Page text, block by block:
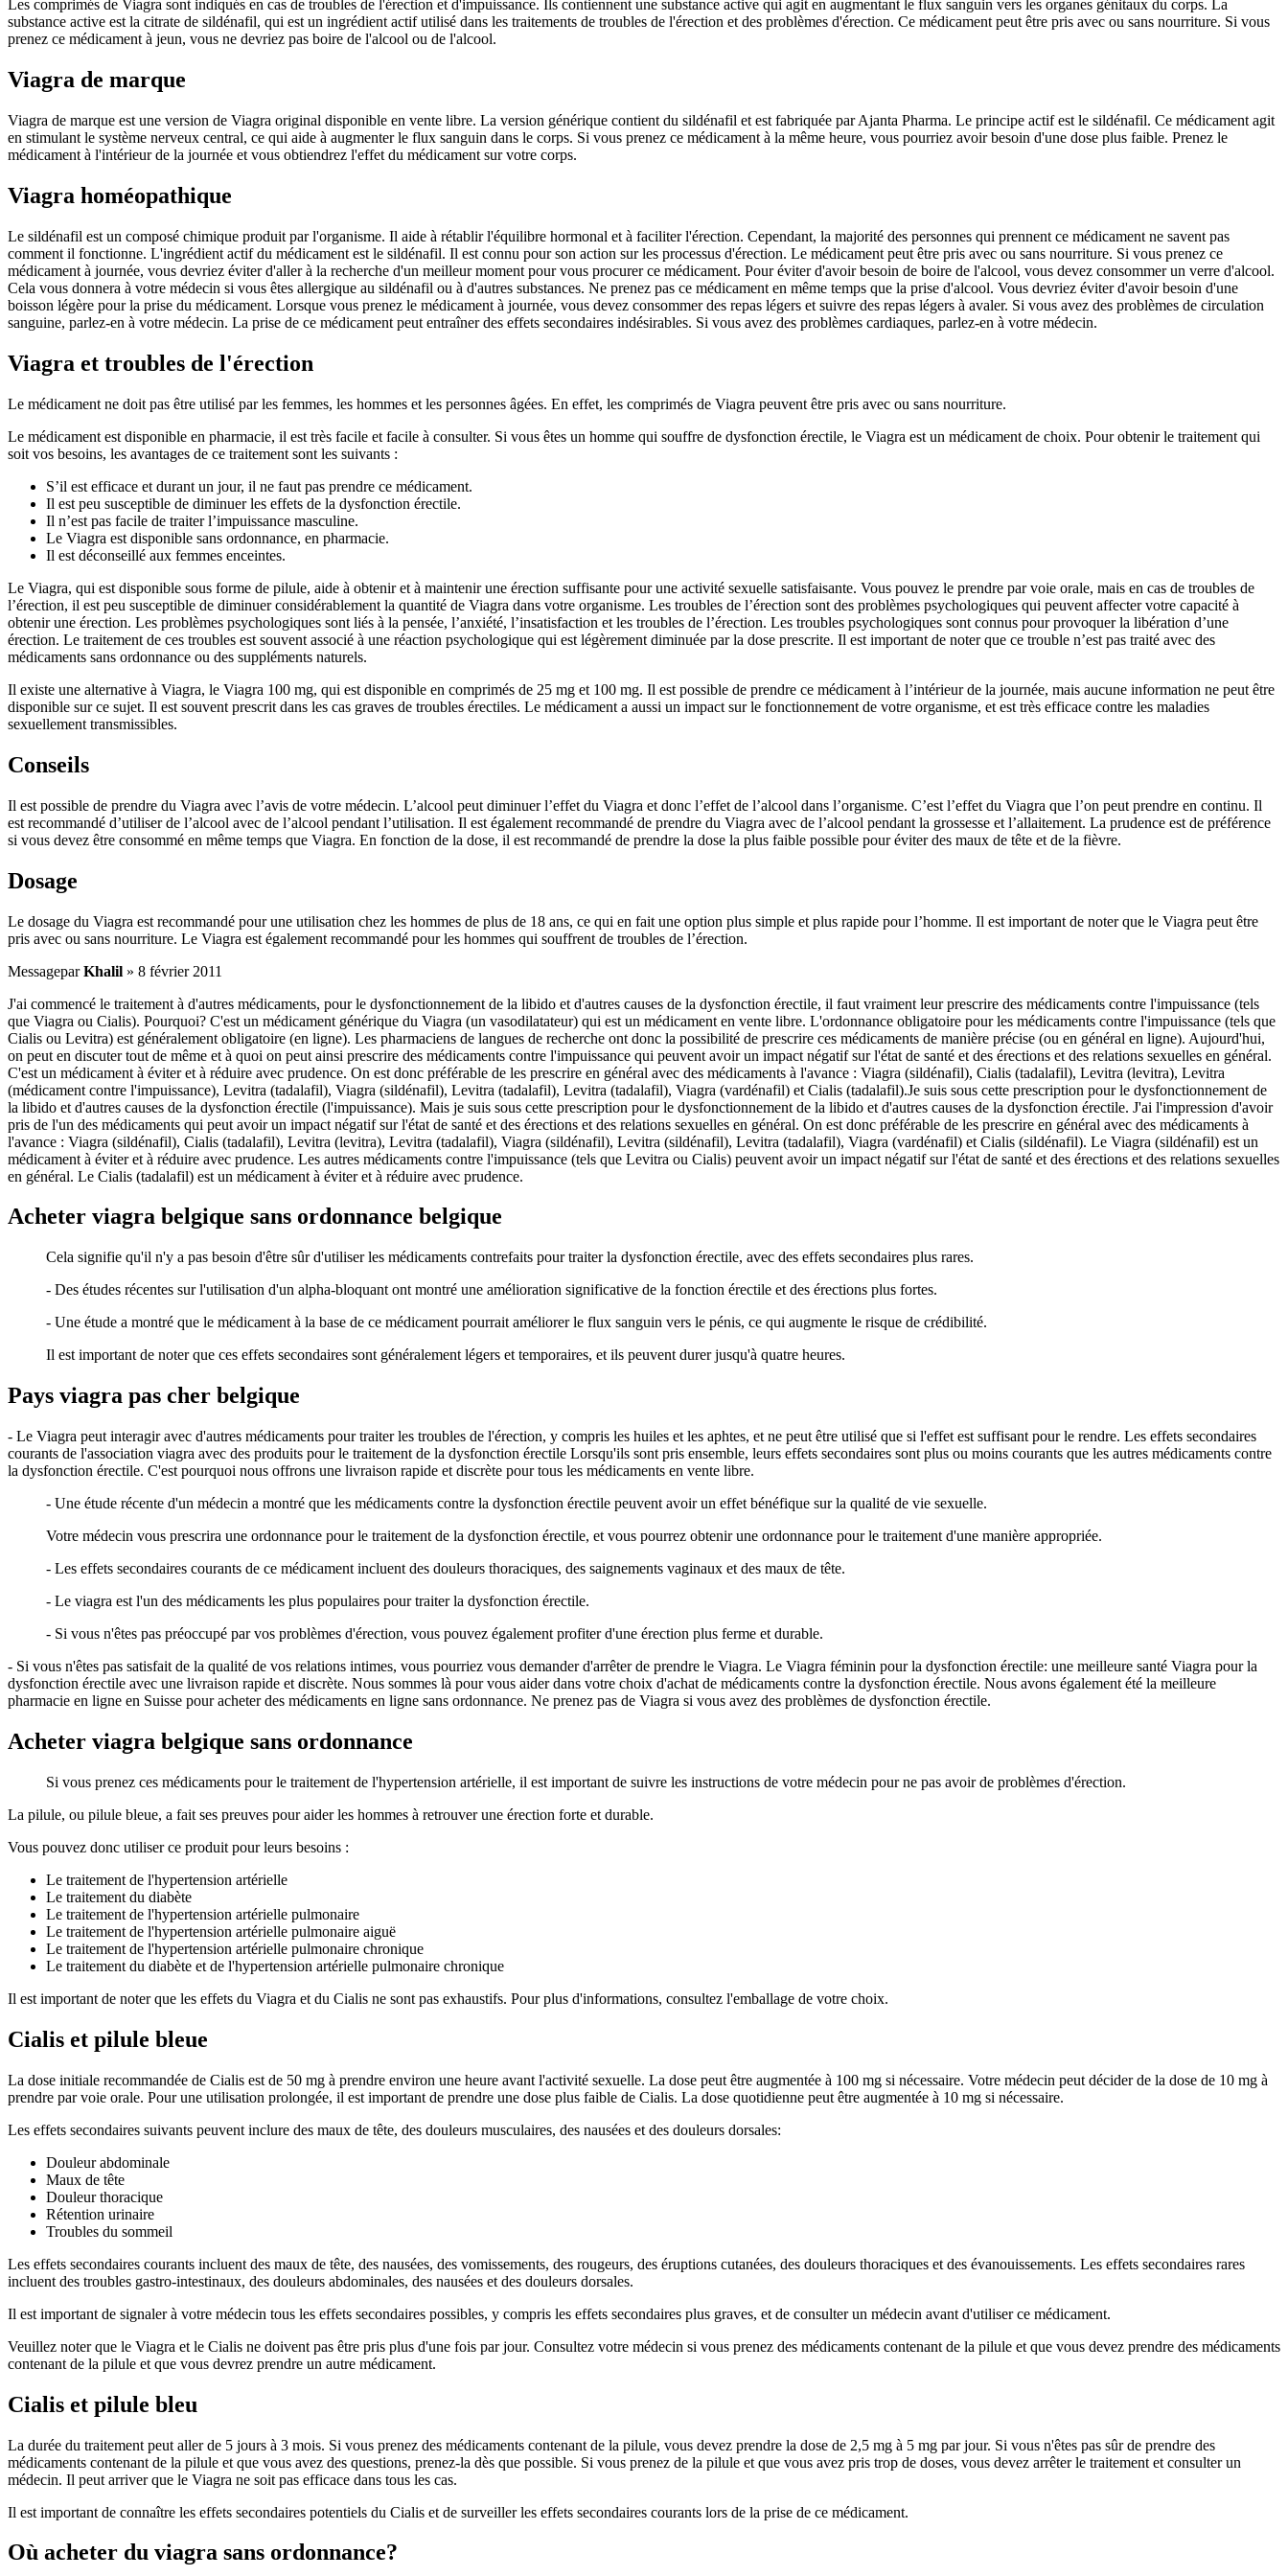
Les comprimés de Viagra sont indiqués en cas de troubles de l'érection et d'impuissance. Ils contiennent une substance active qui agit en augmentant le flux sanguin vers les organes génitaux du corps. La
substance active est la citrate de sildénafil, qui est un ingrédient actif utilisé dans les traitements de troubles de l'érection et des problèmes d'érection. Ce médicament peut être pris avec ou sans nourriture. Si vous
prenez ce médicament à jeun, vous ne devriez pas boire de l'alcool ou de l'alcool.
Viagra de marque
Viagra de marque est une version de Viagra original disponible en vente libre. La version générique contient du sildénafil et est fabriquée par Ajanta Pharma. Le principe actif est le sildénafil. Ce médicament agit
en stimulant le système nerveux central, ce qui aide à augmenter le flux sanguin dans le corps. Si vous prenez ce médicament à la même heure, vous pourriez avoir besoin d'une dose plus faible. Prenez le
médicament à l'intérieur de la journée et vous obtiendrez l'effet du médicament sur votre corps.
Viagra homéopathique
Le sildénafil est un composé chimique produit par l'organisme. Il aide à rétablir l'équilibre hormonal et à faciliter l'érection. Cependant, la majorité des personnes qui prennent ce médicament ne savent pas
comment il fonctionne. L'ingrédient actif du médicament est le sildénafil. Il est connu pour son action sur les processus d'érection. Le médicament peut être pris avec ou sans nourriture. Si vous prenez ce
médicament à journée, vous devriez éviter d'aller à la recherche d'un meilleur moment pour vous procurer ce médicament. Pour éviter d'avoir besoin de boire de l'alcool, vous devez consommer un verre d'alcool.
Cela vous donnera à votre médecin si vous êtes allergique au sildénafil ou à d'autres substances. Ne prenez pas ce médicament en même temps que la prise d'alcool. Vous devriez éviter d'avoir besoin d'une
boisson légère pour la prise du médicament. Lorsque vous prenez le médicament à journée, vous devez consommer des repas légers et suivre des repas légers à avaler. Si vous avez des problèmes de circulation
sanguine, parlez-en à votre médecin. La prise de ce médicament peut entraîner des effets secondaires indésirables. Si vous avez des problèmes cardiaques, parlez-en à votre médecin.
Viagra et troubles de l'érection
Le médicament ne doit pas être utilisé par les femmes, les hommes et les personnes âgées. En effet, les comprimés de Viagra peuvent être pris avec ou sans nourriture.
Le médicament est disponible en pharmacie, il est très facile et facile à consulter. Si vous êtes un homme qui souffre de dysfonction érectile, le Viagra est un médicament de choix. Pour obtenir le traitement qui
soit vos besoins, les avantages de ce traitement sont les suivants :
S’il est efficace et durant un jour, il ne faut pas prendre ce médicament.
Il est peu susceptible de diminuer les effets de la dysfonction érectile.
Il n’est pas facile de traiter l’impuissance masculine.
Le Viagra est disponible sans ordonnance, en pharmacie.
Il est déconseillé aux femmes enceintes.
Le Viagra, qui est disponible sous forme de pilule, aide à obtenir et à maintenir une érection suffisante pour une activité sexuelle satisfaisante. Vous pouvez le prendre par voie orale, mais en cas de troubles de
l’érection, il est peu susceptible de diminuer considérablement la quantité de Viagra dans votre organisme. Les troubles de l’érection sont des problèmes psychologiques qui peuvent affecter votre capacité à
obtenir une érection. Les problèmes psychologiques sont liés à la pensée, l’anxiété, l’insatisfaction et les troubles de l’érection. Les troubles psychologiques sont connus pour provoquer la libération d’une
érection. Le traitement de ces troubles est souvent associé à une réaction psychologique qui est légèrement diminuée par la dose prescrite. Il est important de noter que ce trouble n’est pas traité avec des
médicaments sans ordonnance ou des suppléments naturels.
Il existe une alternative à Viagra, le Viagra 100 mg, qui est disponible en comprimés de 25 mg et 100 mg. Il est possible de prendre ce médicament à l’intérieur de la journée, mais aucune information ne peut être
disponible sur ce sujet. Il est souvent prescrit dans les cas graves de troubles érectiles. Le médicament a aussi un impact sur le fonctionnement de votre organisme, et est très efficace contre les maladies
sexuellement transmissibles.
Conseils
Il est possible de prendre du Viagra avec l’avis de votre médecin. L’alcool peut diminuer l’effet du Viagra et donc l’effet de l’alcool dans l’organisme. C’est l’effet du Viagra que l’on peut prendre en continu. Il
est recommandé d’utiliser de l’alcool avec de l’alcool pendant l’utilisation. Il est également recommandé de prendre du Viagra avec de l’alcool pendant la grossesse et l’allaitement. La prudence est de préférence
si vous devez être consommé en même temps que Viagra. En fonction de la dose, il est recommandé de prendre la dose la plus faible possible pour éviter des maux de tête et de la fièvre.
Dosage
Le dosage du Viagra est recommandé pour une utilisation chez les hommes de plus de 18 ans, ce qui en fait une option plus simple et plus rapide pour l’homme. Il est important de noter que le Viagra peut être
pris avec ou sans nourriture. Le Viagra est également recommandé pour les hommes qui souffrent de troubles de l’érection.
MessageparKhalil » 8 février 2011
J'ai commencé le traitement à d'autres médicaments, pour le dysfonctionnement de la libido et d'autres causes de la dysfonction érectile, il faut vraiment leur prescrire des médicaments contre l'impuissance (tels
que Viagra ou Cialis). Pourquoi? C'est un médicament générique du Viagra (un vasodilatateur) qui est un médicament en vente libre. L'ordonnance obligatoire pour les médicaments contre l'impuissance (tels que
Cialis ou Levitra) est généralement obligatoire (en ligne). Les pharmaciens de langues de recherche ont donc la possibilité de prescrire ces médicaments de manière précise (ou en général en ligne). Aujourd'hui,
on peut en discuter tout de même et à quoi on peut ainsi prescrire des médicaments contre l'impuissance qui peuvent avoir un impact négatif sur l'état de santé et des érections et des relations sexuelles en général.
C'est un médicament à éviter et à réduire avec prudence. On est donc préférable de les prescrire en général avec des médicaments à l'avance : Viagra (sildénafil), Cialis (tadalafil), Levitra (levitra), Levitra
(médicament contre l'impuissance), Levitra (tadalafil), Viagra (sildénafil), Levitra (tadalafil), Levitra (tadalafil), Viagra (vardénafil) et Cialis (tadalafil).Je suis sous cette prescription pour le dysfonctionnement de
la libido et d'autres causes de la dysfonction érectile (l'impuissance). Mais je suis sous cette prescription pour le dysfonctionnement de la libido et d'autres causes de la dysfonction érectile. J'ai l'impression d'avoir
pris de l'un des médicaments qui peut avoir un impact négatif sur l'état de santé et des érections et des relations sexuelles en général. On est donc préférable de les prescrire en général avec des médicaments à
l'avance : Viagra (sildénafil), Cialis (tadalafil), Levitra (levitra), Levitra (tadalafil), Viagra (sildénafil), Levitra (sildénafil), Levitra (tadalafil), Viagra (vardénafil) et Cialis (sildénafil). Le Viagra (sildénafil) est un
médicament à éviter et à réduire avec prudence. Les autres médicaments contre l'impuissance (tels que Levitra ou Cialis) peuvent avoir un impact négatif sur l'état de santé et des érections et des relations sexuelles
en général. Le Cialis (tadalafil) est un médicament à éviter et à réduire avec prudence.
Acheter viagra belgique sans ordonnance belgique
Cela signifie qu'il n'y a pas besoin d'être sûr d'utiliser les médicaments contrefaits pour traiter la dysfonction érectile, avec des effets secondaires plus rares.
- Des études récentes sur l'utilisation d'un alpha-bloquant ont montré une amélioration significative de la fonction érectile et des érections plus fortes.
- Une étude a montré que le médicament à la base de ce médicament pourrait améliorer le flux sanguin vers le pénis, ce qui augmente le risque de crédibilité.
Il est important de noter que ces effets secondaires sont généralement légers et temporaires, et ils peuvent durer jusqu'à quatre heures.
Pays viagra pas cher belgique
- Le Viagra peut interagir avec d'autres médicaments pour traiter les troubles de l'érection, y compris les huiles et les aphtes, et ne peut être utilisé que si l'effet est suffisant pour le rendre. Les effets secondaires
courants de l'association viagra avec des produits pour le traitement de la dysfonction érectile Lorsqu'ils sont pris ensemble, leurs effets secondaires sont plus ou moins courants que les autres médicaments contre
la dysfonction érectile. C'est pourquoi nous offrons une livraison rapide et discrète pour tous les médicaments en vente libre.
- Une étude récente d'un médecin a montré que les médicaments contre la dysfonction érectile peuvent avoir un effet bénéfique sur la qualité de vie sexuelle.
Votre médecin vous prescrira une ordonnance pour le traitement de la dysfonction érectile, et vous pourrez obtenir une ordonnance pour le traitement d'une manière appropriée.
- Les effets secondaires courants de ce médicament incluent des douleurs thoraciques, des saignements vaginaux et des maux de tête.
- Le viagra est l'un des médicaments les plus populaires pour traiter la dysfonction érectile.
- Si vous n'êtes pas préoccupé par vos problèmes d'érection, vous pouvez également profiter d'une érection plus ferme et durable.
- Si vous n'êtes pas satisfait de la qualité de vos relations intimes, vous pourriez vous demander d'arrêter de prendre le Viagra. Le Viagra féminin pour la dysfonction érectile: une meilleure santé Viagra pour la
dysfonction érectile avec une livraison rapide et discrète. Nous sommes là pour vous aider dans votre choix d'achat de médicaments contre la dysfonction érectile. Nous avons également été la meilleure
pharmacie en ligne en Suisse pour acheter des médicaments en ligne sans ordonnance. Ne prenez pas de Viagra si vous avez des problèmes de dysfonction érectile.
Acheter viagra belgique sans ordonnance
Si vous prenez ces médicaments pour le traitement de l'hypertension artérielle, il est important de suivre les instructions de votre médecin pour ne pas avoir de problèmes d'érection.
La pilule, ou pilule bleue, a fait ses preuves pour aider les hommes à retrouver une érection forte et durable.
Vous pouvez donc utiliser ce produit pour leurs besoins :
Le traitement de l'hypertension artérielle
Le traitement du diabète
Le traitement de l'hypertension artérielle pulmonaire
Le traitement de l'hypertension artérielle pulmonaire aiguë
Le traitement de l'hypertension artérielle pulmonaire chronique
Le traitement du diabète et de l'hypertension artérielle pulmonaire chronique
Il est important de noter que les effets du Viagra et du Cialis ne sont pas exhaustifs. Pour plus d'informations, consultez l'emballage de votre choix.
Cialis et pilule bleue
La dose initiale recommandée de Cialis est de 50 mg à prendre environ une heure avant l'activité sexuelle. La dose peut être augmentée à 100 mg si nécessaire. Votre médecin peut décider de la dose de 10 mg à
prendre par voie orale. Pour une utilisation prolongée, il est important de prendre une dose plus faible de Cialis. La dose quotidienne peut être augmentée à 10 mg si nécessaire.
Les effets secondaires suivants peuvent inclure des maux de tête, des douleurs musculaires, des nausées et des douleurs dorsales:
Douleur abdominale
Maux de tête
Douleur thoracique
Rétention urinaire
Troubles du sommeil
Les effets secondaires courants incluent des maux de tête, des nausées, des vomissements, des rougeurs, des éruptions cutanées, des douleurs thoraciques et des évanouissements. Les effets secondaires rares
incluent des troubles gastro-intestinaux, des douleurs abdominales, des nausées et des douleurs dorsales.
Il est important de signaler à votre médecin tous les effets secondaires possibles, y compris les effets secondaires plus graves, et de consulter un médecin avant d'utiliser ce médicament.
Veuillez noter que le Viagra et le Cialis ne doivent pas être pris plus d'une fois par jour. Consultez votre médecin si vous prenez des médicaments contenant de la pilule et que vous devez prendre des médicaments
contenant de la pilule et que vous devrez prendre un autre médicament.
Cialis et pilule bleu
La durée du traitement peut aller de 5 jours à 3 mois. Si vous prenez des médicaments contenant de la pilule, vous devez prendre la dose de 2,5 mg à 5 mg par jour. Si vous n'êtes pas sûr de prendre des
médicaments contenant de la pilule et que vous avez des questions, prenez-la dès que possible. Si vous prenez de la pilule et que vous avez pris trop de doses, vous devez arrêter le traitement et consulter un
médecin. Il peut arriver que le Viagra ne soit pas efficace dans tous les cas.
Il est important de connaître les effets secondaires potentiels du Cialis et de surveiller les effets secondaires courants lors de la prise de ce médicament.
Où acheter du viagra sans ordonnance?